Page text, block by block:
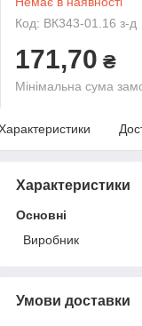
Код: ВК343-01.16 з-д
171,70 ₴
Мінімальна сума
Характеристики
Основні
Виробник
Умови доставки